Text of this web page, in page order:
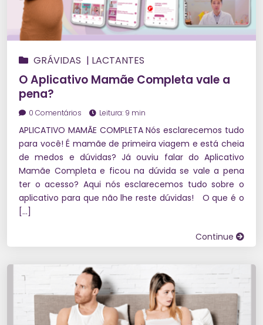
GRÁVIDAS | LACTANTES
O Aplicativo Mamãe Completa vale a
pena?
0 Comentários Leitura: 9 min
APLICATIVO MAMÃE COMPLETA Nós esclarecemos tudo
para você! É mamãe de primeira viagem e está cheia
de medos e dúvidas? Já ouviu falar do Aplicativo
Mamãe Completa e ficou na dúvida se vale a pena
ter o acesso? Aqui nós esclarecemos tudo sobre o
aplicativo para que não lhe reste dúvidas! O que é o
[…]
Continue